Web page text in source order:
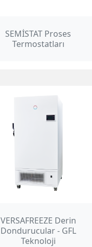
SEMİSTAT Proses
Termostatları
VERSAFREEZE Derin
Dondurucular - GFL
Teknoloji